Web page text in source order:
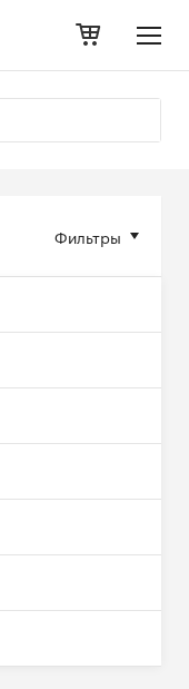
Фильтры